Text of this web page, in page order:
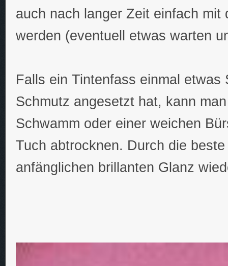
auch nach langer Zeit einfach
werden (eventuell etwas warten
Falls ein Tintenfass einmal
Schmutz angesetzt hat, kann
Schwamm oder einer weichen
Tuch abtrocknen. Durch die
anfänglichen brillanten Glanz